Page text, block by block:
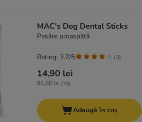
MAC's Dog Dental Sticks
Pasăre proaspătă
14,90 lei
82,80 lei / kg
Rating: 3.7/5 (3)
Adaugă în coș